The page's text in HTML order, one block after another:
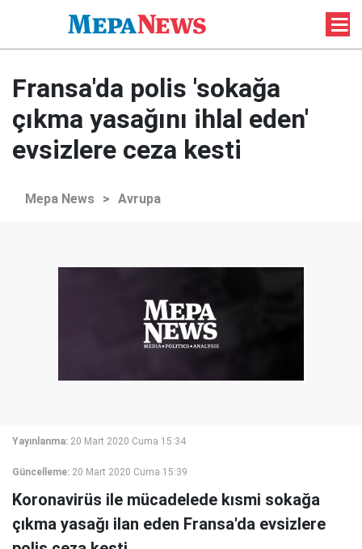
Fransa'da polis 'sokağa
çıkma yasağını ihlal eden'
evsizlere ceza kesti
Mepa News > Avrupa
Yayınlanma: 20 Mart 2020 Cuma 15:34
Güncelleme: 20 Mart 2020 Cuma 15:39
Koronavirüs ile mücadelede kısmi sokağa
çıkma yasağı ilan eden Fransa'da evsizlere